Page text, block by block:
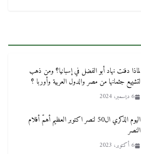
لماذا دفنت نهاد أبو الفضل في إسبانيا؟ ومن ذهب
لتشييع جثمانها من مصر والدول العربية وأوربا ؟
6 ديسمبر، 2024
اليوم الذكري ال50 لنصر اكتوبر العظيم أهمّ أفلام
النصر
6 أكتوبر، 2023